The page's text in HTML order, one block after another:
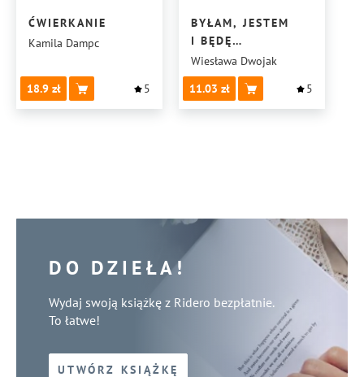
ĆWIERKANIE
Kamila Dampc
18.9 5
BYŁAM, JESTEM
I BĘDĘ…
Wiesława Dwojak
11.03
5
DO DZIEŁA!
Wydaj swoją książkę z Ridero bezpłatnie.
To łatwe!
UTWÓRZ KSIĄŻKĘ